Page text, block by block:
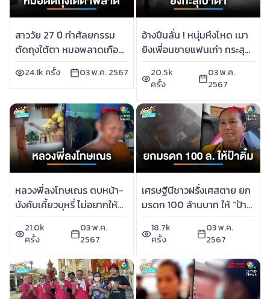
สาววัย 27 ปี ทำศัลยกรรม
ตัดถุงใต้ตา หมอพลาดเกือบ
ตาบอด | เช้านี้ที่หมอชิต
24.1k ครั้ง 03 พ.ค. 2567
อ้างปืนลั่น ! หนุ่มหึงโหด เมา
ยิงเพื่อนชายแฟนเก่า กระสุน
ทะลุเบ้าตาเสียชีวิต | เช้านี้ที่
หมอชิต
20.5k
ครั้ง
03 พ.ค.
2567
หลวงพี่ลงโทษเณร ตบหน้า-
บังคับเคี้ยวบุหรี่ ไม่อยากให้
หลงผิด | เช้านี้ที่หมอชิต
21.0k
ครั้ง
03 พ.ค.
2567
เศรษฐีนีชาวฝรั่งเศสตาย ยก
มรดก 100 ล้านบาท ให้ “ป้า
ติ๋ม” แม่บ้าน | เช้านี้ที่หมอชิต
18.7k
ครั้ง
03 พ.ค.
2567